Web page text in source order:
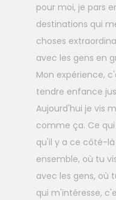
pour moi, je pars
destinations qui
choses
avec les gens en
Mon expérience,
tendre enfance
Aujourd'hui je vis
comme ça. Ce
qu'il y a ce côté-
ensemble, où tu
avec les gens, où
qui m'intéresse,